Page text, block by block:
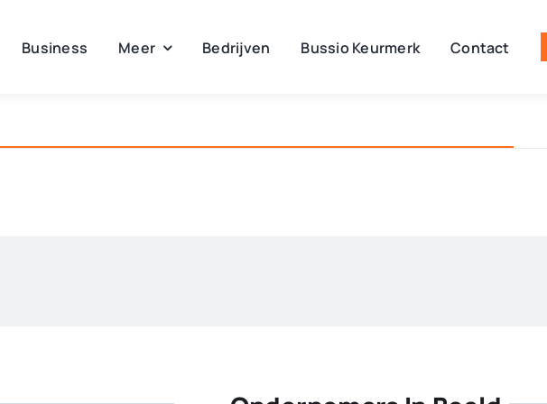
Business Meer Bedrijven Bussio Keurmerk Contact